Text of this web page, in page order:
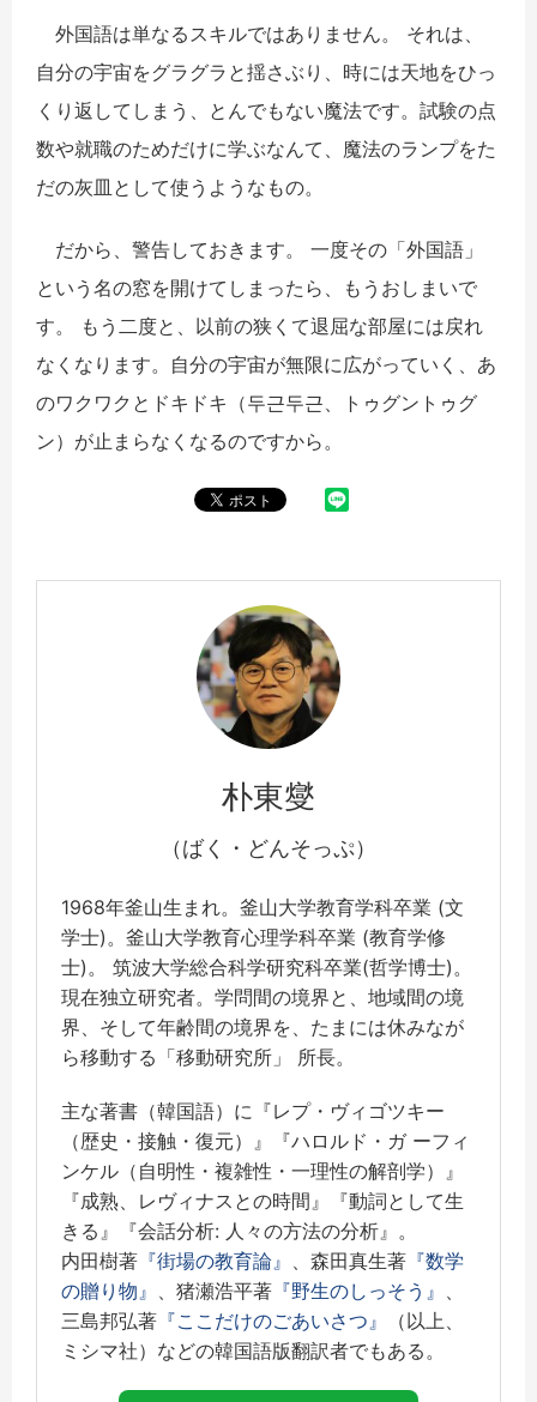
外国語は単なるスキルではありません。 それは、
自分の宇宙をグラグラと揺さぶり、時には天地をひっ
くり返してしまう、とんでもない魔法です。試験の点
数や就職のためだけに学ぶなんて、魔法のランプをた
だの灰皿として使うようなもの。
だから、警告しておきます。 一度その「外国語」
という名の窓を開けてしまったら、もうおしまいで
す。 もう二度と、以前の狭くて退屈な部屋には戻れ
なくなります。自分の宇宙が無限に広がっていく、あ
のワクワクとドキドキ（두근두근、トゥグントゥグ
ン）が止まらなくなるのですから。
朴東燮
（ばく・どんそっぷ）
1968年釜山生まれ。釜山大学教育学科卒業 (文
学士)。釜山大学教育心理学科卒業 (教育学修
士)。 筑波大学総合科学研究科卒業(哲学博士)。
現在独立研究者。学問間の境界と、地域間の境
界、そして年齢間の境界を、たまには休みなが
ら移動する「移動研究所」 所長。
主な著書（韓国語）に『レプ・ヴィゴツキー
（歴史・接触・復元）』『ハロルド・ガ ーフィ
ンケル（自明性・複雑性・一理性の解剖学）』
『成熟、レヴィナスとの時間』『動詞として生
きる』『会話分析: 人々の方法の分析』。
内田樹著 『街場の教育論』 、森田真生著 『数学
の贈り物』
、猪瀬浩平著 『野生のしっそう』
三島邦弘著 『ここだけのごあいさつ』
（以上、
ミシマ社）などの韓国語版翻訳者でもある。